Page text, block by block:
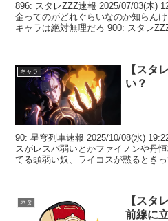
896: スタレZZZ速報 2025/07/03(木)
金ってのがどれぐらいなのか知らん
キャラは絶対無理だろ 900: スタレ
キャラ
【スタ
い？
90: 星穹列車速報 2025/10/08(水)
スがレスバ弱いとかファイノンや丹
てる頭弱い奴、ライコスが黙るとき
ネタ
【スタ
前線に